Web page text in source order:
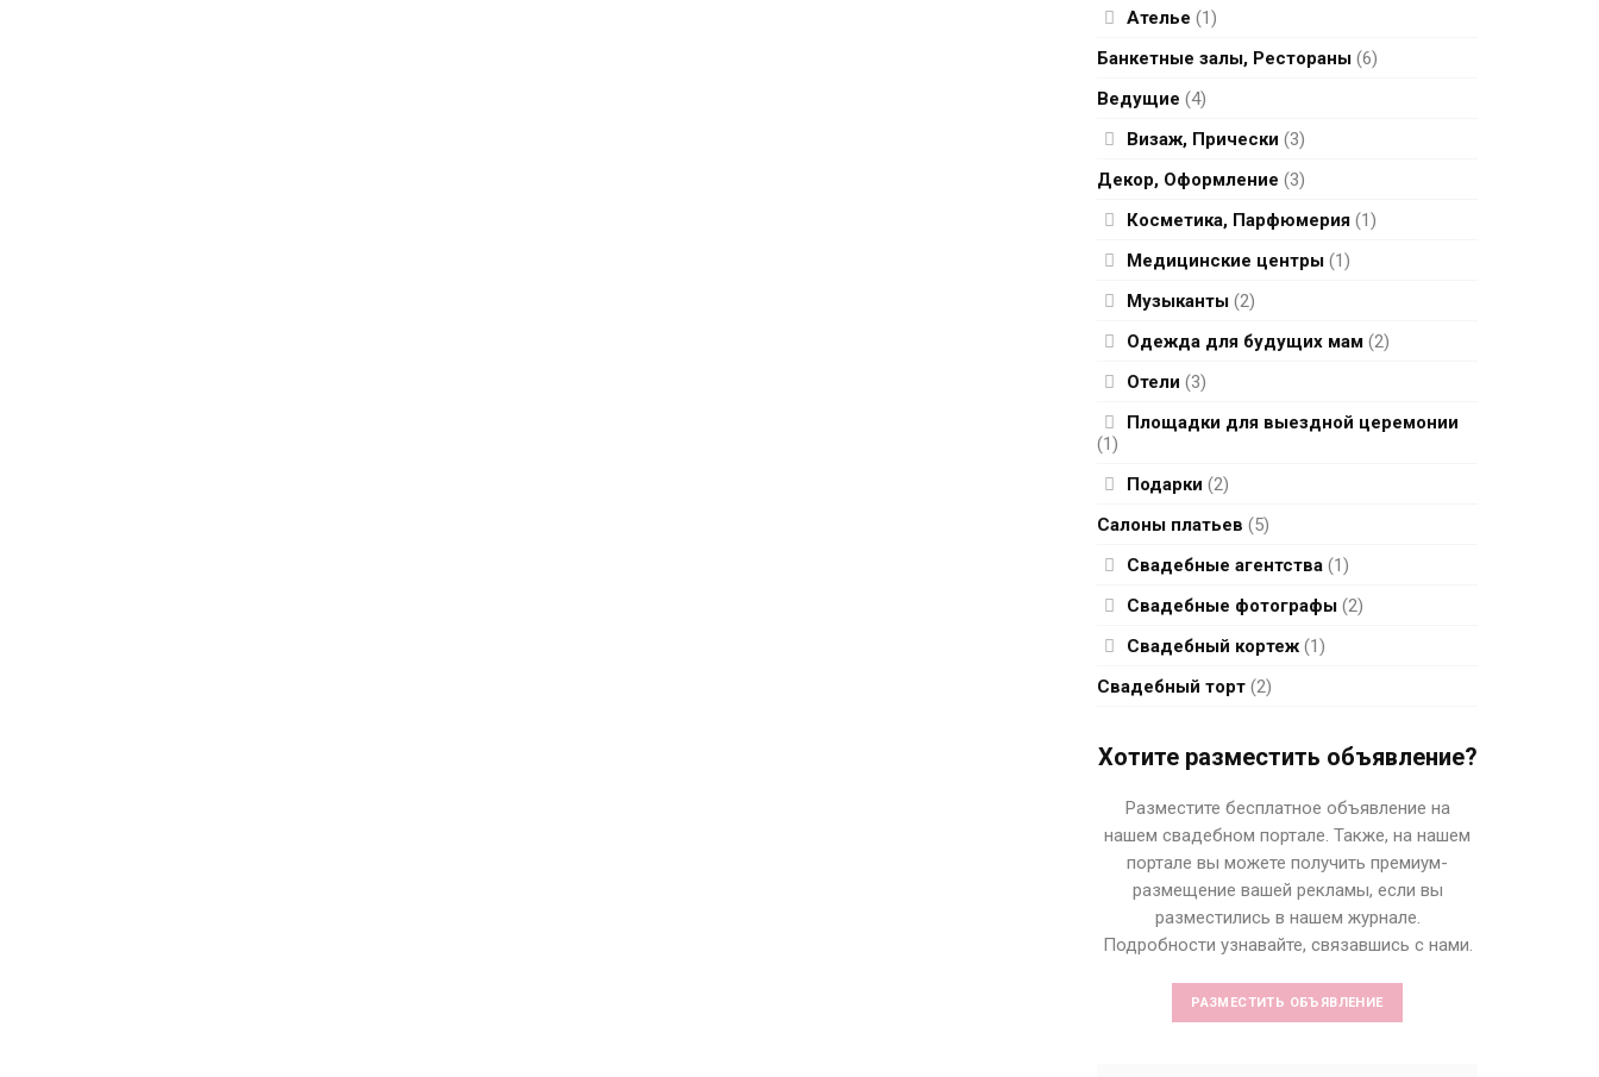
Ателье (1)
Банкетные залы, Рестораны (6)
Ведущие (4)
Визаж, Прически (3)
Декор, Оформление (3)
Косметика, Парфюмерия (1)
Медицинские центры (1)
Музыканты (2)
Одежда для будущих мам (2)
Отели (3)
Площадки для выездной церемонии
(1)
Подарки (2)
Салоны платьев (5)
Свадебные агентства (1)
Свадебные фотографы (2)
Свадебный кортеж (1)
Свадебный торт (2)
Хотите разместить объявление?
Разместите бесплатное объявление на
нашем свадебном портале. Также, на нашем
портале вы можете получить премиум-
размещение вашей рекламы, если вы
разместились в нашем журнале.
Подробности узнавайте, связавшись с нами.
РАЗМЕСТИТЬ ОБЪЯВЛЕНИЕ